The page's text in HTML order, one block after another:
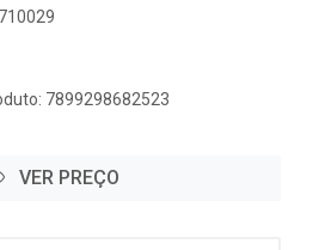
7899298682523
VER PREÇO